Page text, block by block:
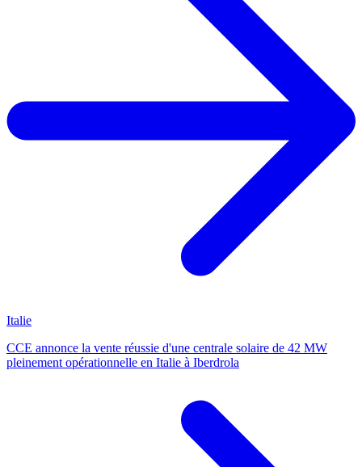
Italie
CCE annonce la vente réussie d'une centrale solaire de 42 MW
pleinement opérationnelle en Italie à Iberdrola